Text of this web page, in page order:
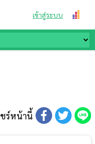
เข้าสู่ระบบ
ร์หน้านี้